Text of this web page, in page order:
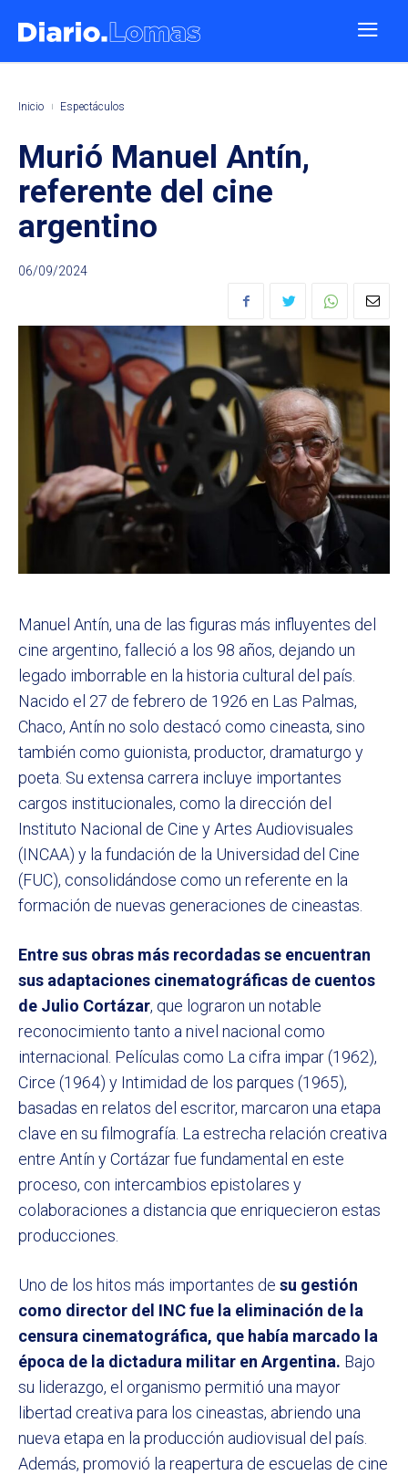
Inicio Espectáculos
Murió Manuel Antín,
referente del cine
argentino
06/09/2024
Manuel Antín, una de las figuras más influyentes del
cine argentino, falleció a los 98 años, dejando un
legado imborrable en la historia cultural del país.
Nacido el 27 de febrero de 1926 en Las Palmas,
Chaco, Antín no solo destacó como cineasta, sino
también como guionista, productor, dramaturgo y
poeta. Su extensa carrera incluye importantes
cargos institucionales, como la dirección del
Instituto Nacional de Cine y Artes Audiovisuales
(INCAA) y la fundación de la Universidad del Cine
(FUC), consolidándose como un referente en la
formación de nuevas generaciones de cineastas.
Entre sus obras más recordadas se encuentran
sus adaptaciones cinematográficas de cuentos
de Julio Cortázar, que lograron un notable
reconocimiento tanto a nivel nacional como
internacional. Películas como La cifra impar (1962),
Circe (1964) y Intimidad de los parques (1965),
basadas en relatos del escritor, marcaron una etapa
clave en su filmografía. La estrecha relación creativa
entre Antín y Cortázar fue fundamental en este
proceso, con intercambios epistolares y
colaboraciones a distancia que enriquecieron estas
producciones.
Uno de los hitos más importantes de su gestión
como director del INC fue la eliminación de la
censura cinematográfica, que había marcado la
época de la dictadura militar en Argentina. Bajo
su liderazgo, el organismo permitió una mayor
libertad creativa para los cineastas, abriendo una
nueva etapa en la producción audiovisual del país.
Además, promovió la reapertura de escuelas de cine